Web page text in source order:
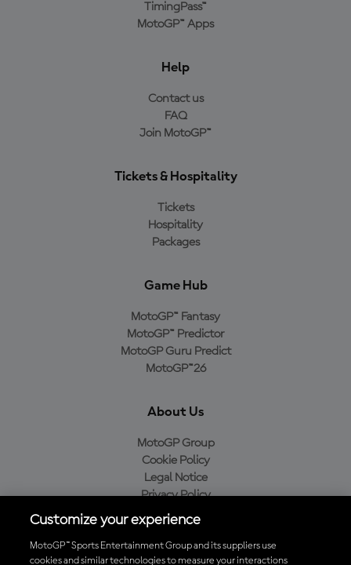
TimingPass™
MotoGP™ Apps
Help
Contact us
FAQ
Join MotoGP™
Tickets & Hospitality
Tickets
Hospitality
Packages
Game Hub
MotoGP™ Fantasy
MotoGP™ Predictor
MotoGP Guru Predict
MotoGP™26
About Us
MotoGP Group
Cookie Policy
Legal Notice
Privacy Policy
Purchase Policy
Customize your experience
MotoGP™ Sports Entertainment Group and its suppliers use
cookies and similar technologies to measure your interactions